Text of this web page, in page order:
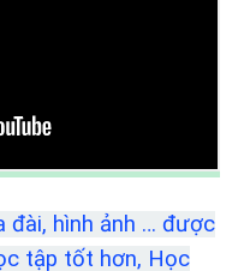
đài, hình ảnh … được
tập tốt hơn, Học